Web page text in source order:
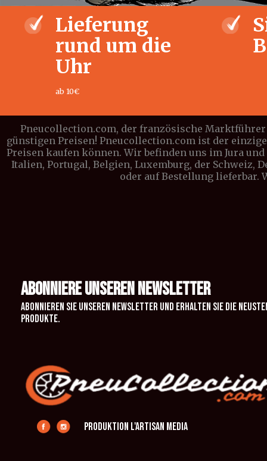
Lieferung
rund um die
Uhr
ab 10€
Pneucollection.com, der französische
günstigen Preisen! Pneucollection.com ist der
Preisen kaufen können. Wir befinden uns im Jura
Italien, Portugal, Belgien, Luxemburg, der Schweiz,
oder auf Bestellung lieferbar.
ABONNIERE UNSEREN NEWSLETTER
Abonnieren Sie unseren Newsletter und erhalten Sie die
Produkte.
Produktion L'Artisan Media